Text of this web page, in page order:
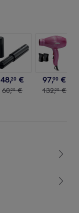
48,20 €
60,00 €
97,90 €
132,00 €